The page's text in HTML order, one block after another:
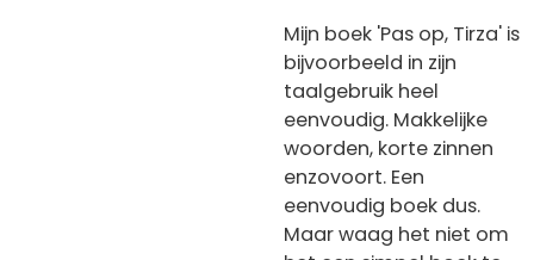
Mijn boek 'Pas op, Tirza' is
bijvoorbeeld in zijn
taalgebruik heel
eenvoudig. Makkelijke
woorden, korte zinnen
enzovoort. Een
eenvoudig boek dus.
Maar waag het niet om